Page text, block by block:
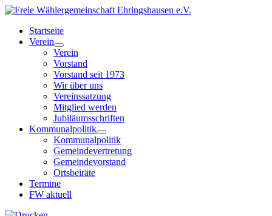
Startseite
Verein
Verein
Vorstand
Vorstand seit 1973
Wir über uns
Vereinssatzung
Mitglied werden
Jubiläumsschriften
Kommunalpolitik
Kommunalpolitik
Gemeindevertretung
Gemeindevorstand
Ortsbeiräte
Termine
FW aktuell